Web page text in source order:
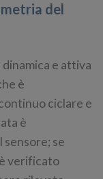
del
e attiva
è
ciclare e
è
se
verificato